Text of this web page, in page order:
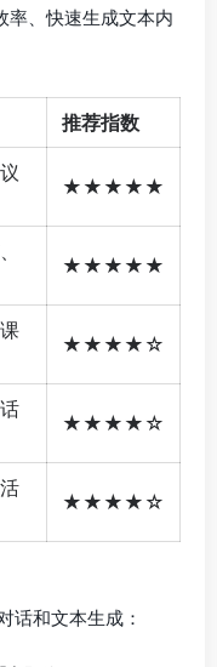
率、快速生成文本内
推荐指数
★★★★★
★★★★★
★★★★☆
★★★★☆
★★★★☆
话和文本生成：